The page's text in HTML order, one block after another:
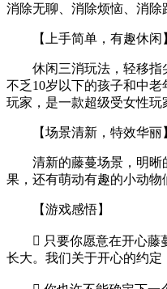
消除无聊、消除烦恼、消除
【上手简单，有趣休闲
休闲三消玩法，轻移指
不乏10岁以下的孩子和中
玩家，是一款超级受女性玩
【场景清新，特效华丽
清新的藤蔓场景，明晰
果，还有萌动有趣的小动
【游戏感悟】
 只要你愿意在开心藤
长大。我们关于开心的约定